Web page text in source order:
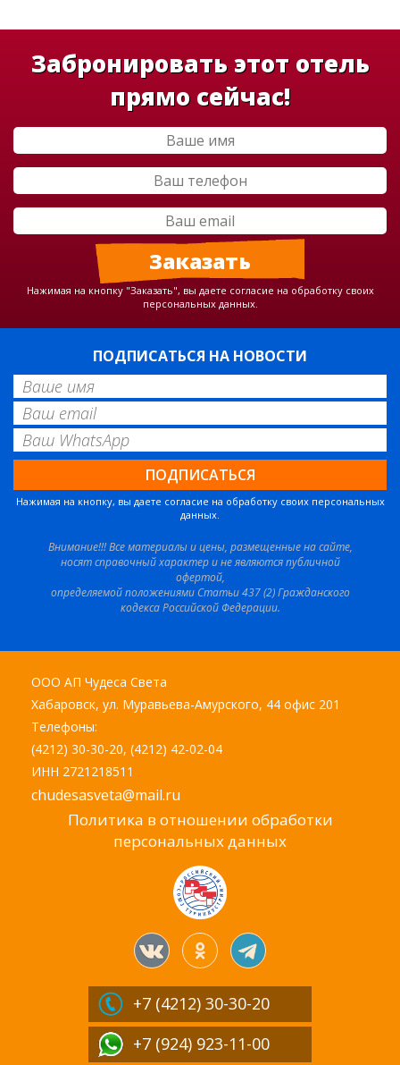
Забронировать этот отель
прямо сейчас!
Нажимая на кнопку "Заказать", вы даете согласие на обработку своих
персональных данных.
ПОДПИСАТЬСЯ НА НОВОСТИ
Нажимая на кнопку, вы даете согласие на обработку своих персональных
данных.
Внимание!!! Все материалы и цены, размещенные на сайте,
носят справочный характер и не являются публичной
офертой,
определяемой положениями Статьи 437 (2) Гражданского
кодекса Российской Федерации.
ООО АП Чудеса Света
Хабаровск, ул. Муравьева-Амурского, 44 офис 201
Телефоны:
(4212) 30-30-20, (4212) 42-02-04
ИНН 2721218511
chudesasveta@mail.ru
Политика в отношении обработки
персональных данных
+7 (4212) 30-30-20
+7 (924) 923-11-00